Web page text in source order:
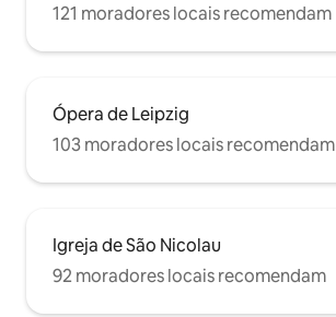
121 moradores locais recomendam
Ópera de Leipzig
103 moradores locais recomendam
Igreja de São Nicolau
92 moradores locais recomendam